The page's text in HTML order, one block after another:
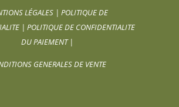
LÉGALES |POLITIQUE DE
| POLITIQUE DE CONFIDENTIALITE
DU PAIEMENT|
GENERALES DE VENTE